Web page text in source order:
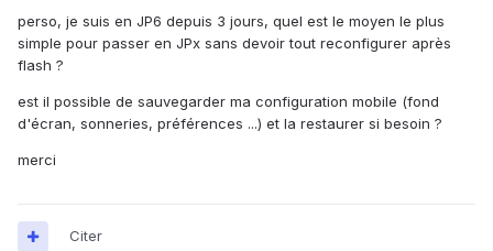
perso, je suis en JP6 depuis 3 jours, quel est le moyen le plus
simple pour passer en JPx sans devoir tout reconfigurer après
flash ?
est il possible de sauvegarder ma configuration mobile (fond
d'écran, sonneries, préférences ...) et la restaurer si besoin ?
merci
Citer